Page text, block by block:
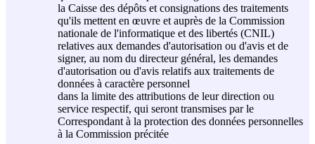
la Caisse des dépôts et consignations des traitements
qu'ils mettent en œuvre et auprès de la Commission
nationale de l'informatique et des libertés (CNIL)
relatives aux demandes d'autorisation ou d'avis et de
signer, au nom du directeur général, les demandes
d'autorisation ou d'avis relatifs aux traitements de
données à caractère personnel
dans la limite des attributions de leur direction ou
service respectif, qui seront transmises par le
Correspondant à la protection des données personnelles
à la Commission précitée